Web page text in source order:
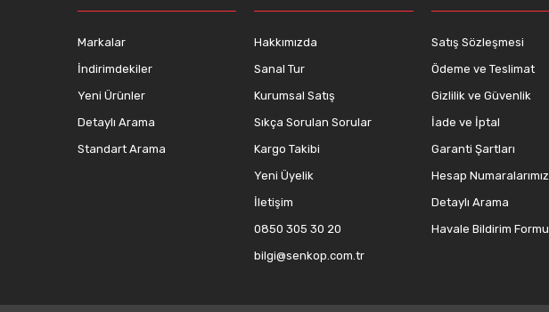
Markalar
İndirimdekiler
Yeni Ürünler
Detaylı Arama
Standart Arama
Hakkımızda
Sanal Tur
Kurumsal Satış
Sıkça Sorulan Sorular
Kargo Takibi
Yeni Üyelik
İletişim
0850 305 30 20
bilgi@senkop.com.tr
Satış Sözleşmesi
Ödeme ve Teslimat
Gizlilik ve Güvenlik
İade ve İptal
Garanti Şartları
Hesap Numaralarımız
Detaylı Arama
Havale Bildirim Formu